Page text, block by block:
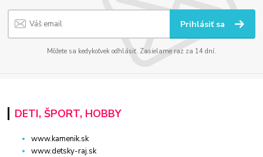
Prihlásiť sa
Môžete sa kedykoľvek odhlásiť. Zasielame raz za 14 dní.
DETI, ŠPORT, HOBBY
www.kamenik.sk
www.detsky-raj.sk